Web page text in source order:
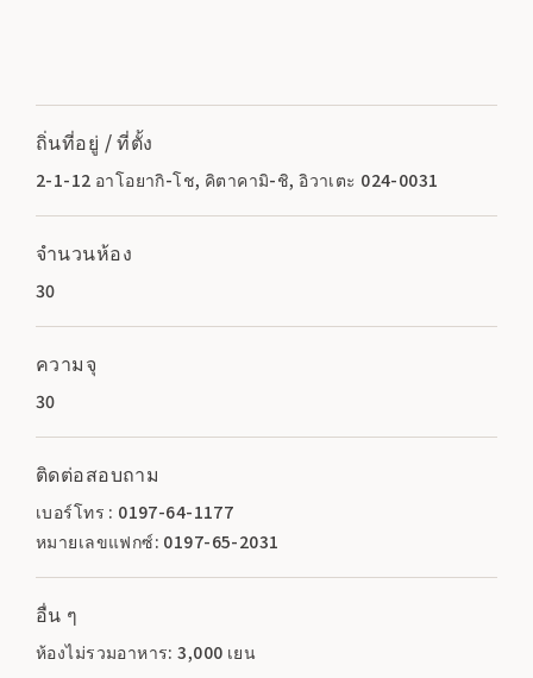
ถิ่นที่อยู่ / ที่ตั้ง
2-1-12 อาโอยากิ-โช, คิตาคามิ-ชิ, อิวาเตะ 024-0031
จำนวนห้อง
30
ความจุ
30
ติดต่อสอบถาม
เบอร์โทร : 0197-64-1177
หมายเลขแฟกซ์: 0197-65-2031
อื่น ๆ
ห้องไม่รวมอาหาร: 3,000 เยน